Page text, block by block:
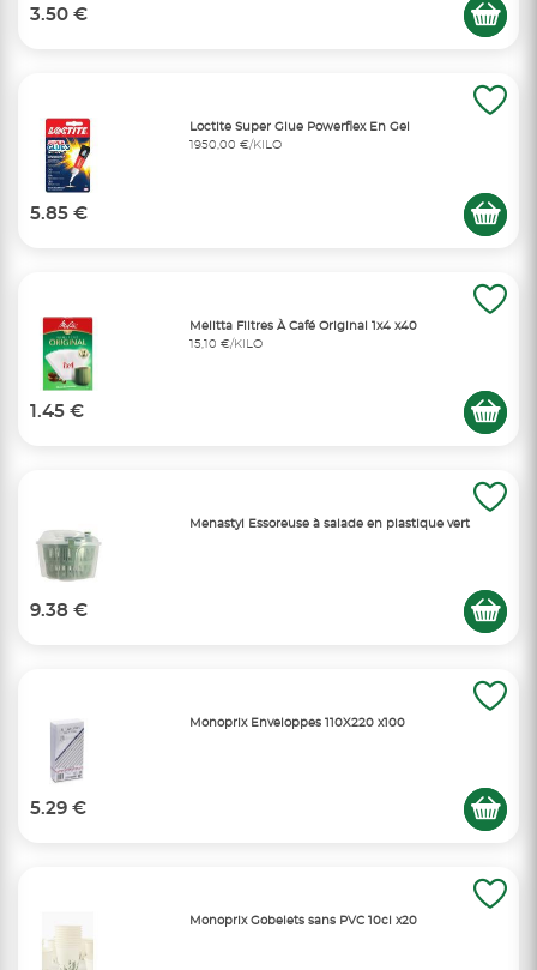
3.50 €
Loctite Super Glue Powerflex En Gel
1950,00 €/KILO
5.85 €
Melitta Filtres À Café Original 1x4 x40
15,10 €/KILO
1.45 €
Menastyl Essoreuse à salade en plastique vert
9.38 €
Monoprix Enveloppes 110X220 x100
5.29 €
Monoprix Gobelets sans PVC 10cl x20